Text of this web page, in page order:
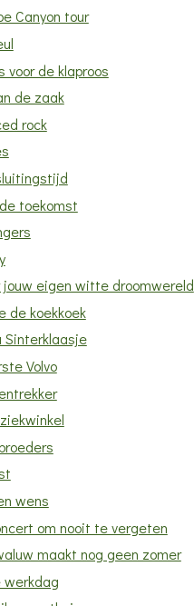
Canyon tour
voor de klaproos
de zaak
rock
toekomst
jouw eigen witte droomwereld
de koekkoek
Sinterklaasje
Volvo
wens
om nooit te vergeten
maakt nog geen zomer
werkdag